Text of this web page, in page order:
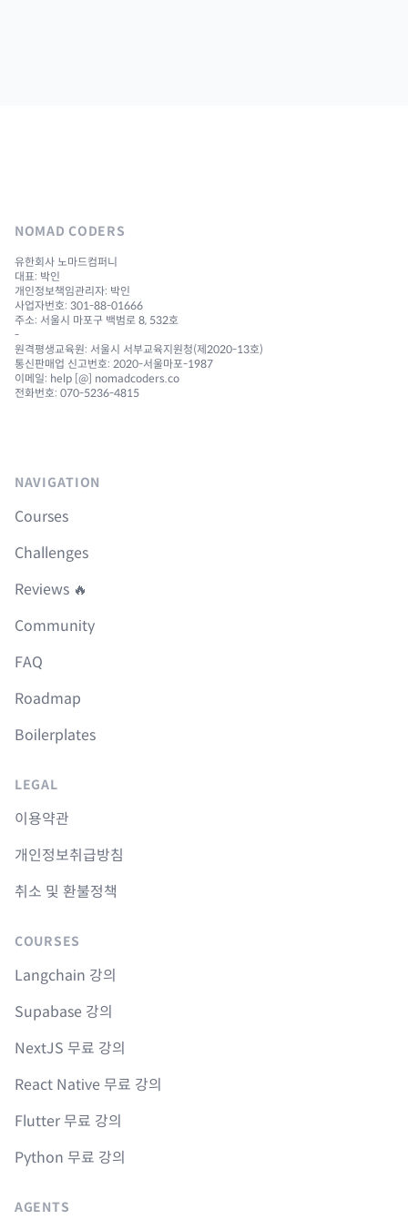
NOMAD CODERS
유한회사 노마드컴퍼니
대표: 박인
개인정보책임관리자: 박인
사업자번호: 301-88-01666
주소: 서울시 마포구 백범로 8, 532호
-
원격평생교육원: 서울시 서부교육지원청(제2020-13호)
통신판매업 신고번호: 2020-서울마포-1987
이메일: help [@] nomadcoders.co
전화번호: 070-5236-4815
NAVIGATION
Courses
Challenges
Reviews 🔥
Community
FAQ
Roadmap
Boilerplates
LEGAL
이용약관
개인정보취급방침
취소 및 환불정책
COURSES
Langchain 강의
Supabase 강의
NextJS 무료 강의
React Native 무료 강의
Flutter 무료 강의
Python 무료 강의
AGENTS